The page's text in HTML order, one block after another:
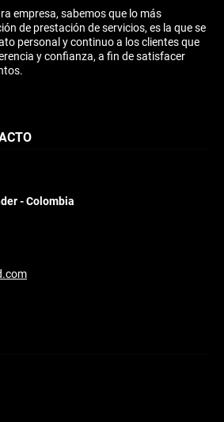
empresa, sabemos que lo más
de prestación de servicios, es la que se
personal y continuo a los clientes que
y confianza, a fin de satisfacer
- Colombia